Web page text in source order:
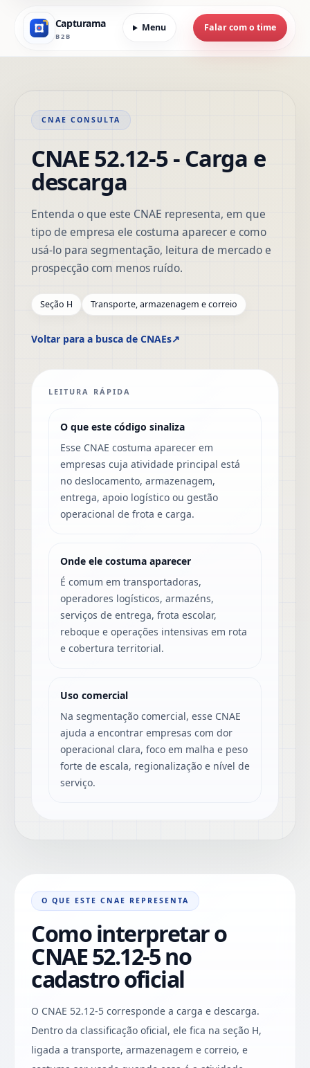
Capturama
B2B
Menu Falar com o time
CNAE CONSULTA
CNAE 52.12-5 - Carga e
descarga
Entenda o que este CNAE representa, em que
tipo de empresa ele costuma aparecer e como
usá-lo para segmentação, leitura de mercado e
prospecção com menos ruído.
Seção H Transporte, armazenagem e correio
Voltar para a busca de CNAEs↗
LEITURA RÁPIDA
O que este código sinaliza
Esse CNAE costuma aparecer em
empresas cuja atividade principal está
no deslocamento, armazenagem,
entrega, apoio logístico ou gestão
operacional de frota e carga.
Onde ele costuma aparecer
É comum em transportadoras,
operadores logísticos, armazéns,
serviços de entrega, frota escolar,
reboque e operações intensivas em rota
e cobertura territorial.
Uso comercial
Na segmentação comercial, esse CNAE
ajuda a encontrar empresas com dor
operacional clara, foco em malha e peso
forte de escala, regionalização e nível de
serviço.
O QUE ESTE CNAE REPRESENTA
Como interpretar o
CNAE 52.12-5 no
cadastro oficial
O CNAE 52.12-5 corresponde a carga e descarga.
Dentro da classificação oficial, ele fica na seção H,
ligada a transporte, armazenagem e correio, e